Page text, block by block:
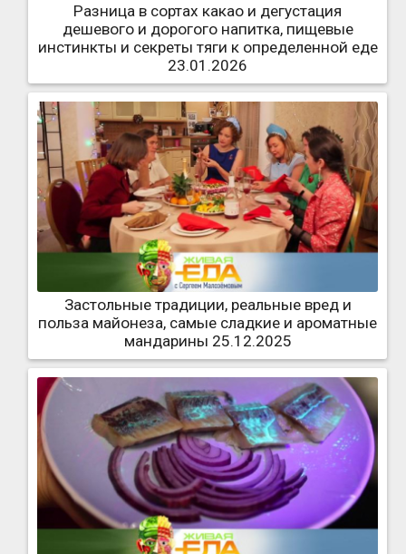
Разница в сортах какао и дегустация
дешевого и дорогого напитка, пищевые
инстинкты и секреты тяги к определенной еде
23.01.2026
Застольные традиции, реальные вред и
польза майонеза, самые сладкие и ароматные
мандарины 25.12.2025